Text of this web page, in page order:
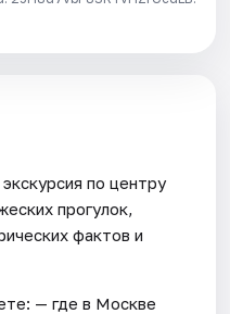
по центру
прогулок,
фактов и
— где в Москве